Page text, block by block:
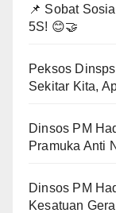
📌 Sobat
5S! 😊🤝
Peksos
Sekitar Kita,
Dinsos PM
Pramuka Anti
Dinsos PM
Kesatuan